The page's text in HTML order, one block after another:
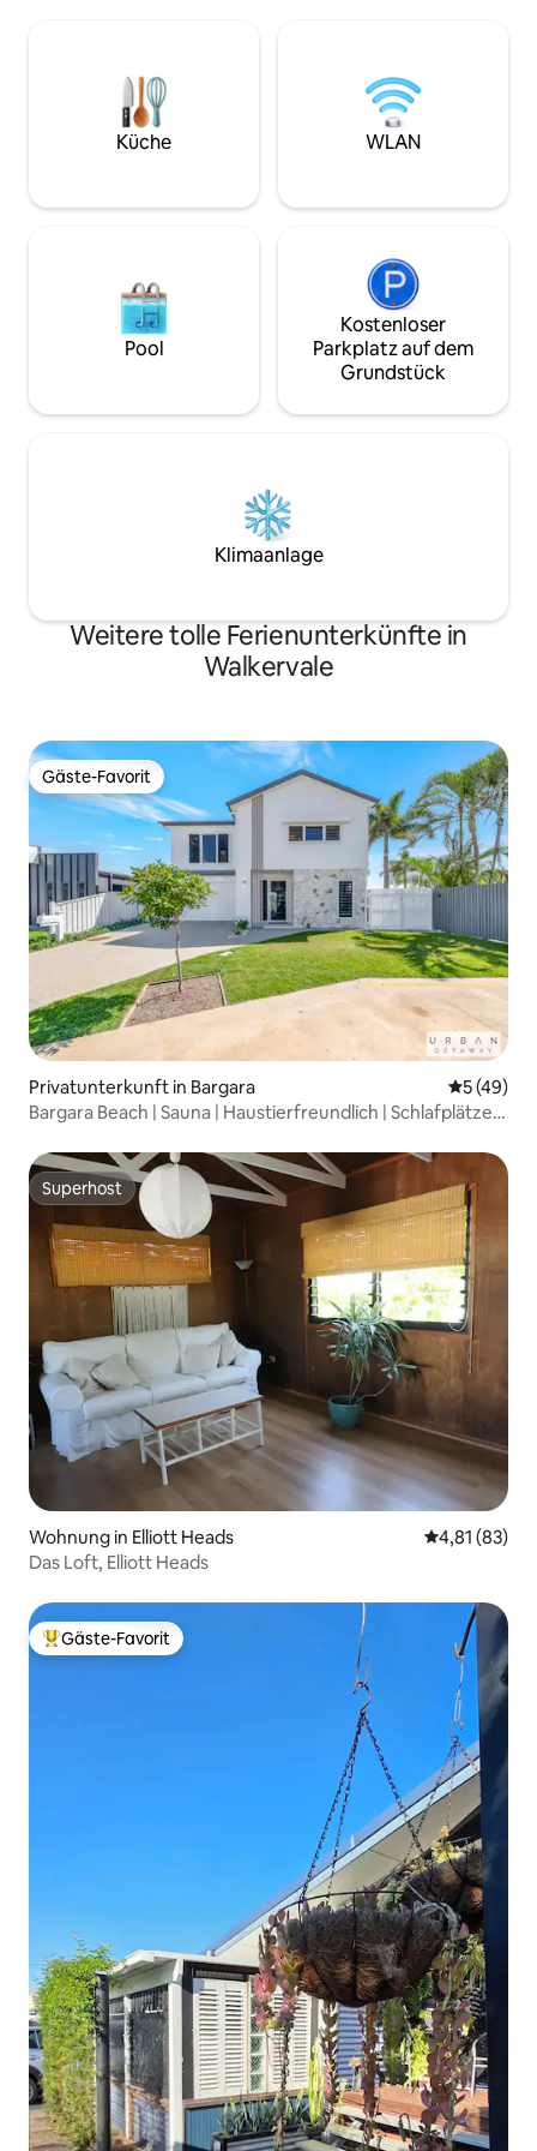
sie nicht unbeaufsichtigt gelassen
werden. Wir bieten Hundesitting zu sehr
vernünftigen Preisen an. Alle
gemeinsam genutzten Außenbereiche,
Genieße ein
zentral
Nähe aller
Küche WLAN
Pool
Kostenloser
Parkplatz auf dem
Grundstück
Klimaanlage
Weitere tolle Ferienunterkünfte in
Walkervale
Gäste-Favorit
Gäste-Favorit
Privatunterkunft in Bargara
5 (49)
Bargara Beach | Sauna | Haustierfreundlich | Schlafplätze
Superhost
Superhost
Wohnung in Elliott Heads
4,81 (83)
Das Loft, Elliott Heads
Beliebter Gäste-Favorit.
Gäste-Favorit